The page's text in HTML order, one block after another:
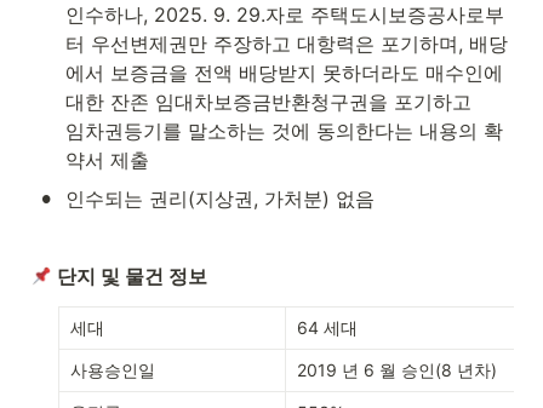
인수하나, 2025. 9. 29.자로 주택도시보증공사로부
터 우선변제권만 주장하고 대항력은 포기하며, 배당
에서 보증금을 전액 배당받지 못하더라도 매수인에
대한 잔존 임대차보증금반환청구권을 포기하고
임차권등기를 말소하는 것에 동의한다는 내용의 확
약서 제출
• 인수되는 권리(지상권, 가처분) 없음
단지 및 물건 정보
세대 64 세대
사용승인일 2019 년 6 월 승인(8 년차)